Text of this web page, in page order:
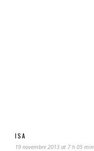
ISA
19 novembre 2013 at 7 h 05 min